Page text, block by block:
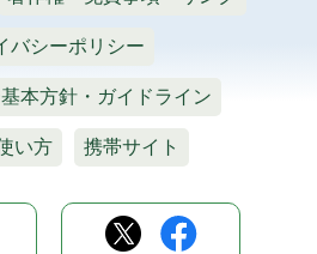
バシーポリシー
本方針・ガイドライン
い方 携帯サイト